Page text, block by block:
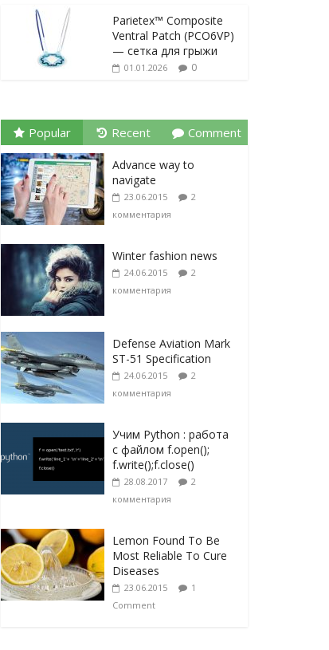
Parietex™ Composite
Ventral Patch (PCO6VP)
— сетка для грыжи
01.01.2026 0
Popular Recent Comment
Advance way to
navigate
23.06.2015
2
комментария
Winter fashion news
24.06.2015
2
комментария
Defense Aviation Mark
ST-51 Specification
24.06.2015
2
комментария
Учим Python : работа
с файлом f.open();
f.write();f.close()
28.08.2017
2
комментария
Lemon Found To Be
Most Reliable To Cure
Diseases
23.06.2015
1
Comment